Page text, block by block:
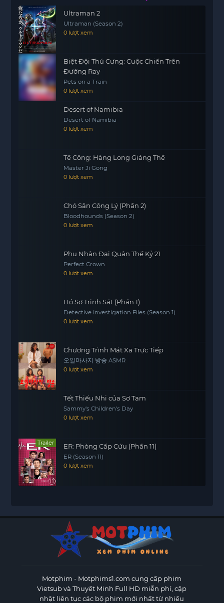
lòng Jeanne những ước mơ và khát khao về một
cuộc sống khác, một cuộc sống mà cô chưa từng
trải nghiệm. Cô bé thường tưởng tượng về mối
quan hệ giữa họ, trong khi Cristina vẫn tiếp tục
tỏa sáng trên màn hình. Mỗi cảnh quay đều khiến
Jeanne cảm thấy gần gũi hơn với ngôi sao mà cô
ngưỡng mộ.
Dần dần, Jeanne bắt đầu tìm hiểu về cuộc sống
của Cristina,
https://motphims1.com
đến hiện tại, và nhận ra rằng đằng sau vẻ đẹp lấp
lánh ấy là một câu chuyện đầy những thách thức
tài năng mà còn vì cô cảm nhận được sự đồng
điệu trong nỗi cô đơn của cả hai.
đến gần hơn với những giấc mơ của chính mình.
Trong thị trấn Purgatory, cô bé không chỉ là một
Jeanne hy vọng một ngày nào đó, cô sẽ có thể
mơ mà cả hai đều mang trong lòng. Thị trấn
Purgatory có thể là nơi bắt đầu cho những điều kỳ
không mãi chỉ là những ngày tháng buồn tẻ.
Ultraman 2
Ultraman (Season 2)
0 lượt xem
Biệt Đội Thú Cưng: Cuộc Chiến Trên
Đường Ray
Pets on a Train
0 lượt xem
Desert of Namibia
Desert of Namibia
0 lượt xem
Tế Công: Hàng Long Giáng Thế
Master Ji Gong
0 lượt xem
Chó Săn Công Lý (Phần 2)
Bloodhounds (Season 2)
0 lượt xem
Phu Nhân Đại Quân Thế Kỷ 21
Perfect Crown
0 lượt xem
Hồ Sơ Trinh Sát (Phần 1)
Detective Investigation Files (Season 1)
0 lượt xem
Chương Trình Mát Xa Trực Tiếp
오일마사지 방송 ASMR
0 lượt xem
Tết Thiếu Nhi của Sơ Tam
Sammy's Children's Day
0 lượt xem
Trailer ER: Phòng Cấp Cứu (Phần 11)
ER (Season 11)
0 lượt xem
Motphim - Motphims1.com cung cấp phim
Vietsub và Thuyết Minh Full HD miễn phí, cập
nhật liên tục các bộ phim mới nhất từ nhiều